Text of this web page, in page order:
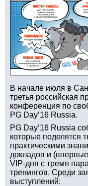
В начале июля в
третья российская
конференция по
PG Day’16 Russia.
PG Day’16 Russia
которые поделятся
практическими
докладов и
VIP-дня с тремя
тренингов. Среди
выступлений: